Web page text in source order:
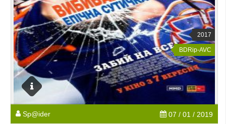
2017
BDRip-AVC
Sp@ider 07 / 01 / 2019